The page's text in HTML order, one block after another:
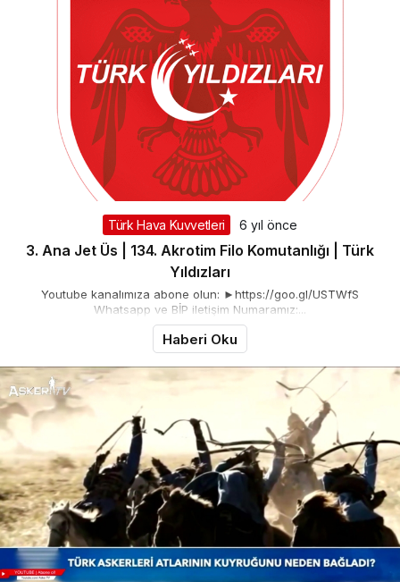
Türk Hava Kuvvetleri 6 yıl önce
3. Ana Jet Üs | 134. Akrotim Filo Komutanlığı | Türk
Yıldızları
Youtube kanalımıza abone olun: ►https://goo.gl/USTWfS
Whatsapp ve BİP iletişim Numaramız:...
Haberi Oku